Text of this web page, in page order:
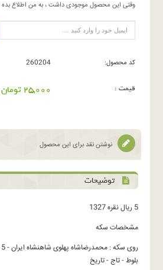
وقتی این محصول موجودی داشت ، به من اطلاع بده
کد محصول: 260204
قیمت : 25,000 تومان
نوشتن نقد برای این محصول
توضیحات
5 ریال نقره 1327
مشخصات سکه
بلوط - تاج - تاریخ